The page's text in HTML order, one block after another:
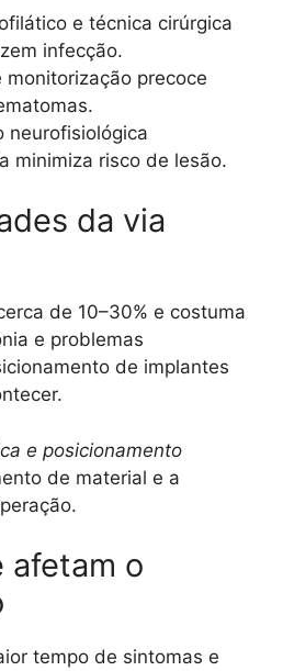
e técnica cirúrgica
infecção.
monitorização precoce
neurofisiológica
minimiza risco de lesão.
da via
de 10–30% e costuma
e problemas
de implantes
e posicionamento
de material e a
afetam o
tempo de sintomas e